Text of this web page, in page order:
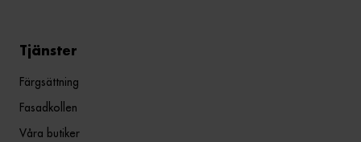
Tjänster
Färgsättning
Fasadkollen
Våra butiker